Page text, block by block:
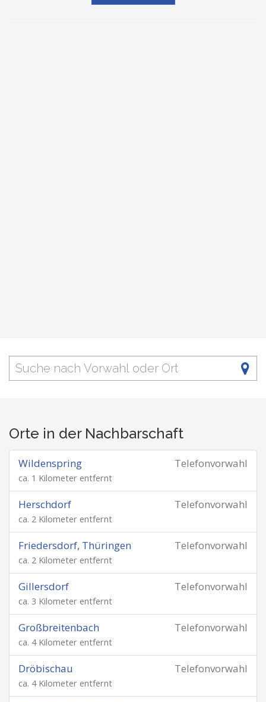
Orte in der Nachbarschaft
Telefonvorwahl
Wildenspring
ca. 1 Kilometer entfernt
Telefonvorwahl
Herschdorf
ca. 2 Kilometer entfernt
Telefonvorwahl
Friedersdorf, Thüringen
ca. 2 Kilometer entfernt
Telefonvorwahl
Gillersdorf
ca. 3 Kilometer entfernt
Telefonvorwahl
Großbreitenbach
ca. 4 Kilometer entfernt
Telefonvorwahl
Dröbischau
ca. 4 Kilometer entfernt